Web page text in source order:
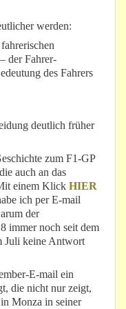
werden:
der Fahrer-
des Fahrers
deutlich früher
zum F1-GP
auch an das
einem Klick HIER
ich per E-mail
der
immer noch seit dem
Juli keine Antwort
E-mail ein
die nicht nur zeigt,
Monza in seiner